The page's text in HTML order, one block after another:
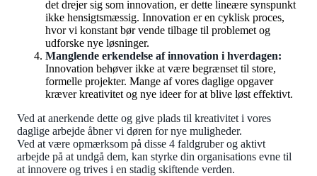
det drejer sig som innovation, er dette lineære synspunkt
ikke hensigtsmæssig. Innovation er en cyklisk proces,
hvor vi konstant bør vende tilbage til problemet og
udforske nye løsninger.
Manglende erkendelse af innovation i hverdagen:
Innovation behøver ikke at være begrænset til store,
formelle projekter. Mange af vores daglige opgaver
kræver kreativitet og nye ideer for at blive løst effektivt.
Ved at anerkende dette og give plads til kreativitet i vores
daglige arbejde åbner vi døren for nye muligheder.
Ved at være opmærksom på disse 4 faldgruber og aktivt
arbejde på at undgå dem, kan styrke din organisations evne til
at innovere og trives i en stadig skiftende verden.